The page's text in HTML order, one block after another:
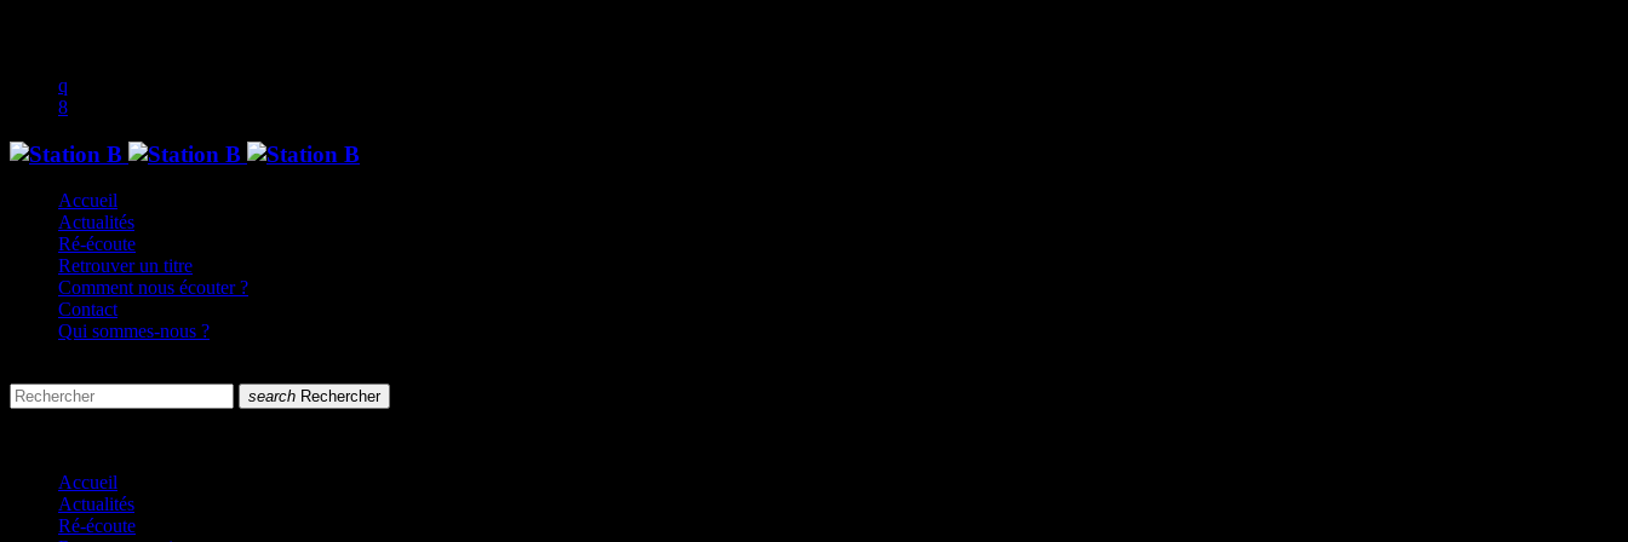
Accueil
Actualités
Ré-écoute
Retrouver un titre
Comment nous écouter ?
Contact
Qui sommes-nous ?
search Rechercher
Accueil
Actualités
Ré-écoute